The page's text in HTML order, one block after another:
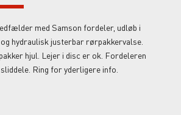
med Samson fordeler, udløb i
hydraulisk justerbar rørpakkervalse.
hjul. Lejer i disc er ok. Fordeleren
Ring for yderligere info.